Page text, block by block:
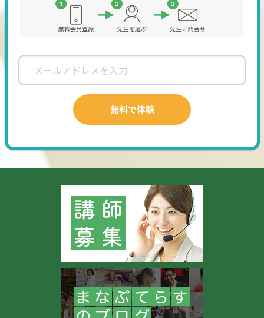
📋 レッスン当日にご準備いただくもの
がおすすめです）
筆記用具
ノートPC（手元を確認するため、画面を少し傾けていただき
経験者の方：現在使用しているテキストやプリント
▼ レッスンの内容と進め方
使用ツール：Zoom（予備：Google Meet）
カリキュラム：基本的には日商レベルのオンライン検定合
格、進級を目標とします。一人ひとりの習得度に合わせて、試
験を挟まずに飛び級で進むことも可能です。
多様な練習メニュー：通常のそろばん・暗算に加え、フラッ